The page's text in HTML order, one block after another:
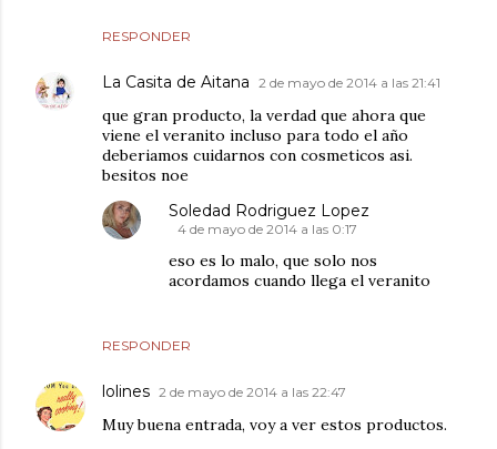
RESPONDER
La Casita de Aitana 2 de mayo de 2014 a las 21:41
que gran producto, la verdad que ahora que
viene el veranito incluso para todo el año
deberiamos cuidarnos con cosmeticos asi.
besitos noe
RESPONDER
Soledad Rodriguez Lopez
4 de mayo de 2014 a las 0:17
eso es lo malo, que solo nos
acordamos cuando llega el veranito
lolines 2 de mayo de 2014 a las 22:47
Muy buena entrada, voy a ver estos productos.